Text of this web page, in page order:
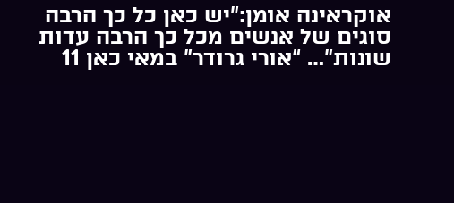
אוקראינה אומן:”יש כאן כל כך הרבה
סוגים של אנשים מכל כך הרבה עדות
שונות”… “אורי גרודר” במאי כאן 11